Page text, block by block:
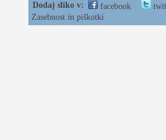
Dodaj sliko v:
facebook
Zasebnost in piškotki